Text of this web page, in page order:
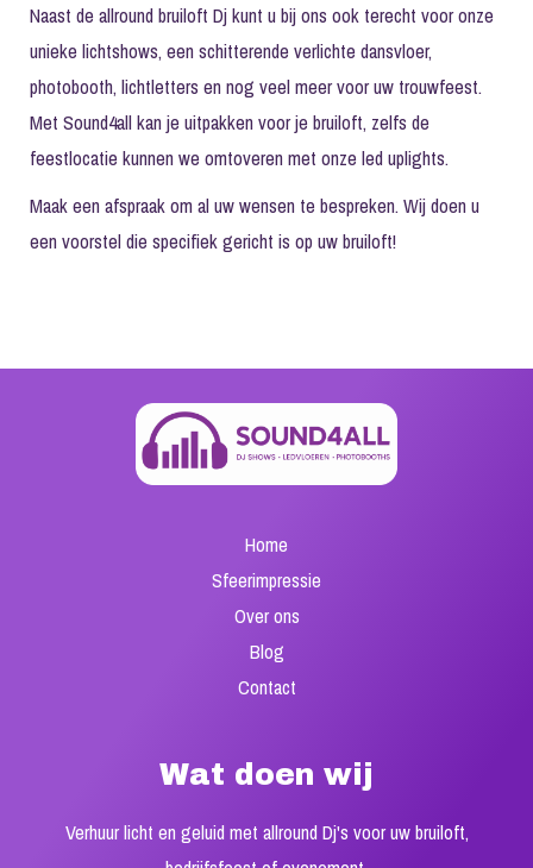
Naast de allround bruiloft Dj kunt u bij ons ook terecht voor onze
uniekelichtshows, een schitterendeverlichte dansvloer,
photobooth, lichtletters en nog veel meer voor uw trouwfeest.
Met Sound4all kan je uitpakken voor je bruiloft, zelfs de
feestlocatie kunnen we omtoveren met onze led uplights.
Maak een afspraak om al uw wensen te bespreken. Wij doen u
een voorstel die specifiek gericht is op uw bruiloft!
Home
Sfeerimpressie
Over ons
Blog
Contact
Wat doen wij
Verhuur licht en geluid met allround Dj's voor uw bruiloft,